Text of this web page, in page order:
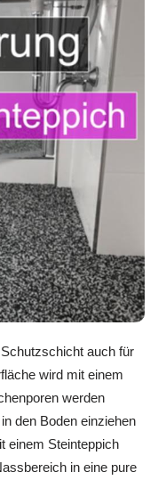
auch für
wird mit einem
werden
den Boden einziehen
einem Steinteppich
in eine pure